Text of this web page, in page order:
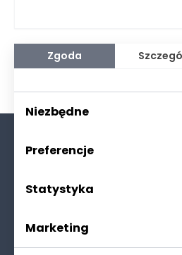
papierowych niezwykle istotne jest,
wykorzystywane do ich
dotyczącymi bezpieczeństwa
mogą zawierać substancji
związków, które mogłyby migrować
powodować szkodliwe skutki dla
Polityka prywatności
Zgoda
Niezbędne
Preferencje
Statystyka
Marketing